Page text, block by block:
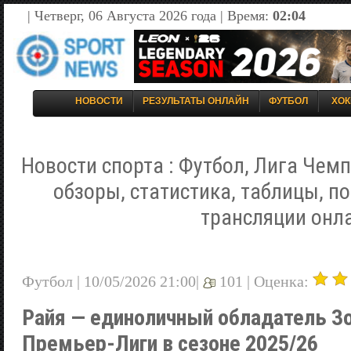
| Четверг, 06 Августа 2026 года | Время: 02:04
НОВОСТИ РЕЗУЛЬТАТЫ ОНЛАЙН ФУТБОЛ
Новости спорта : Футбол, Лига
обзоры, статистика, таблицы,
трансляции
Футбол | 10/05/2026 21:00| 101 | Оценка:
Райя — единоличный обладатель
Премьер-Лиги в сезоне 2025/26